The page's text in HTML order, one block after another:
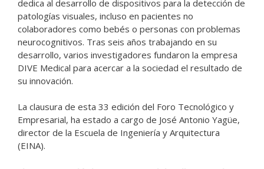
dedica al desarrollo de dispositivos para la detección de
patologías visuales, incluso en pacientes no
colaboradores como bebés o personas con problemas
neurocognitivos. Tras seis años trabajando en su
desarrollo, varios investigadores fundaron la empresa
DIVE Medical para acercar a la sociedad el resultado de
su innovación.
La clausura de esta 33 edición del Foro Tecnológico y
Empresarial, ha estado a cargo de José Antonio Yagüe,
director de la Escuela de Ingeniería y Arquitectura
(EINA).